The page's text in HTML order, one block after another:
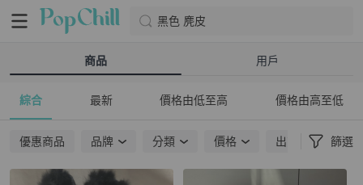
黑色 麂皮
商品 用戶
綜合 最新 價格由低至高 價格由高至低
優惠商品 品牌 分類 價格 出貨地點 篩選